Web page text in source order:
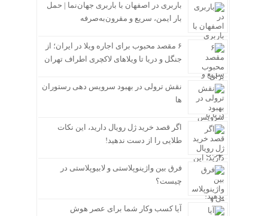
باربری در اصفهان با باربری جهان‌نما | حمل
بار ایمن، سریع و مقرون‌به‌صرفه
۶ مقصد محبوب برای اجاره ویلا در ایران؛ از
جنگل و دریا تا ویلاهای لاکچری اطراف تهران
نقش ترولی در بهبود سرویس دهی رستوران
ها
اگر قصد خرید ژل رویال دارید، این نکات
طلایی را از دست ندهید!
فرق بین واژینوپلاستی و لابیوپلاستی در
چیست؟
آیا کسب وکار شما برای عصر هوش